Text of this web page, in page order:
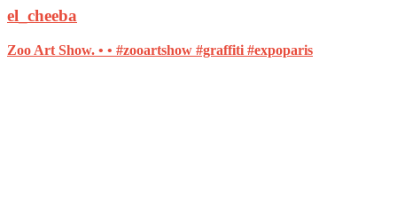
el_cheeba
Zoo Art Show. • • #zooartshow #graffiti #expoparis